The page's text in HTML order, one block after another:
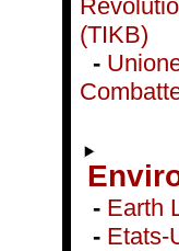
(TIKB)
-
- Earth
- Etats-